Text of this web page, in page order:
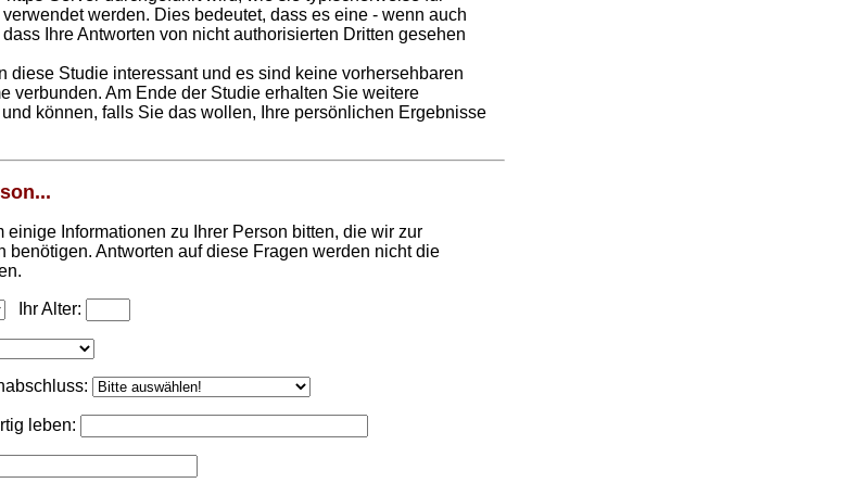
werden. Dies bedeutet, dass es eine - wenn auch
Ihre Antworten von nicht authorisierten Dritten gesehen
diese Studie interessant und es sind keine vorhersehbaren
verbunden. Am Ende der Studie erhalten Sie weitere
können, falls Sie das wollen, Ihre persönlichen Ergebnisse
Informationen zu Ihrer Person bitten, die wir zur
benötigen. Antworten auf diese Fragen werden nicht die
Ihr Alter:
leben: